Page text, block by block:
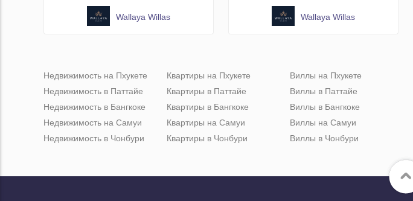
Wallaya Willas Wallaya Willas
Недвижимость на Пхукете
Недвижимость в Паттайе
Недвижимость в Бангкоке
Недвижимость на Самуи
Недвижимость в Чонбури
Квартиры на Пхукете
Квартиры в Паттайе
Квартиры в Бангкоке
Квартиры на Самуи
Квартиры в Чонбури
Виллы на Пхукете
Виллы в Паттайе
Виллы в Бангкоке
Виллы на Самуи
Виллы в Чонбури